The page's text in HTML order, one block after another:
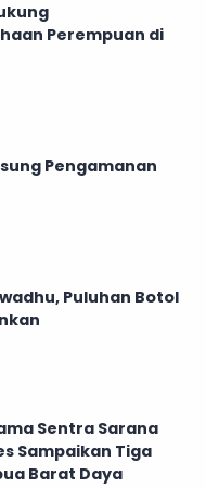
Perempuan di
Pengamanan
Puluhan Botol
Sentra Sarana
Sampaikan Tiga
Barat Daya